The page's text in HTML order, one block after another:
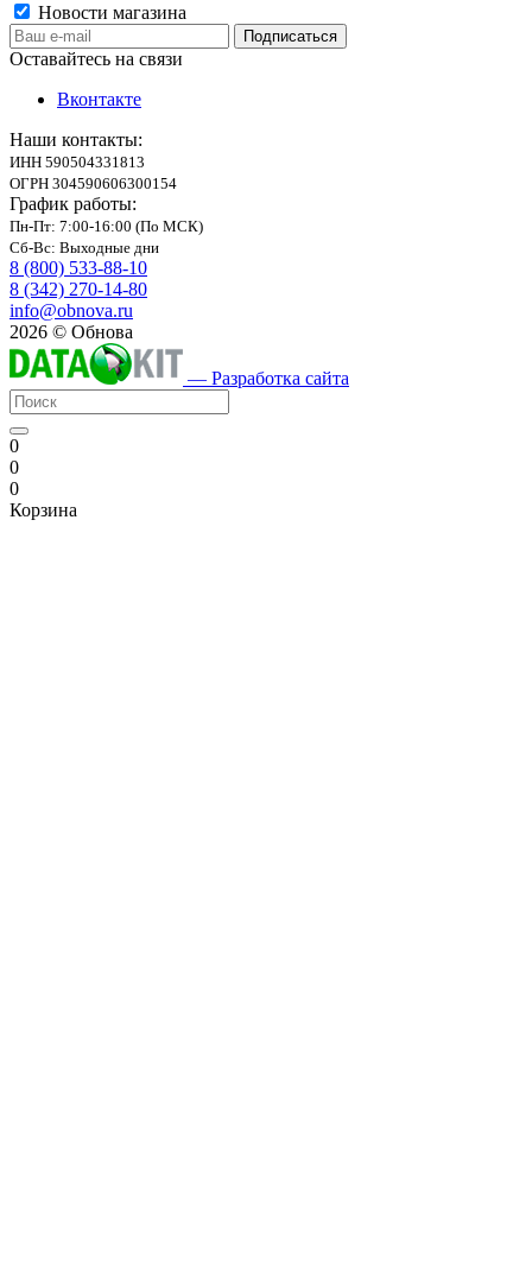
Новости магазина
Оставайтесь на связи
Вконтакте
Наши контакты:
ИНН 590504331813
ОГРН 304590606300154
График работы:
Пн-Пт: 7:00-16:00 (По МСК)
Сб-Вс: Выходные дни
8 (800) 533-88-10
8 (342) 270-14-80
info@obnova.ru
2026 © Обнова
— Разработка сайта
0
0
0
Корзина